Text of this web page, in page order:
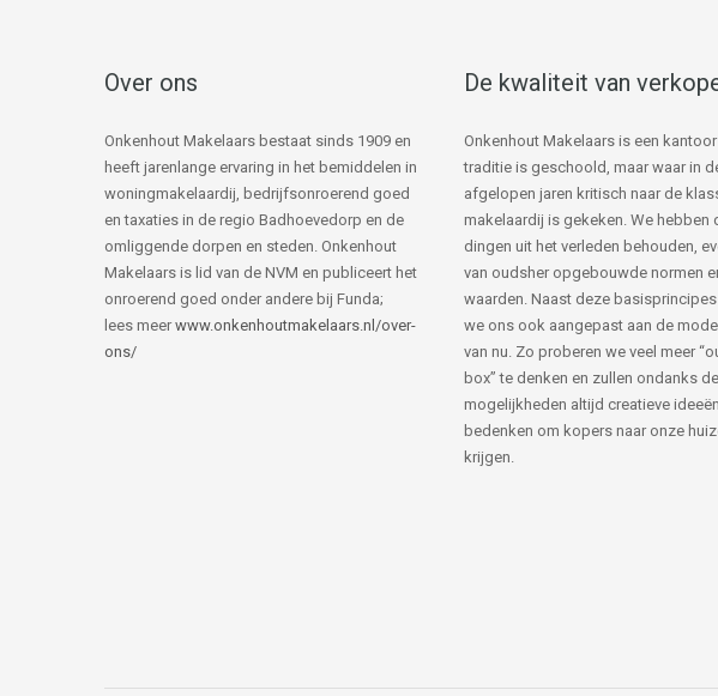
Over ons
Onkenhout Makelaars bestaat sinds 1909 en
heeft jarenlange ervaring in het bemiddelen in
woningmakelaardij, bedrijfsonroerend goed
en taxaties in de regio Badhoevedorp en de
omliggende dorpen en steden. Onkenhout
Makelaars is lid van de NVM en publiceert het
onroerend goed onder andere bij Funda;
lees meer www.onkenhoutmakelaars.nl/over-
ons/
De kwaliteit van
Onkenhout Makelaars is een
traditie is geschoold, maar waar in
afgelopen jaren kritisch naar de
makelaardij is gekeken. We hebben
dingen uit het verleden behouden,
van oudsher opgebouwde normen
waarden. Naast deze
we ons ook aangepast aan de
van nu. Zo proberen we veel meer
box” te denken en zullen ondanks
mogelijkheden altijd creatieve
bedenken om kopers naar onze
krijgen.